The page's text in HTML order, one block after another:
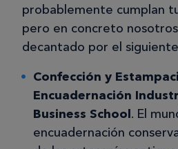
probablemente cumplan
pero en concreto
decantado por el
Confección y
Encuadernación
Business School. El
encuadernación